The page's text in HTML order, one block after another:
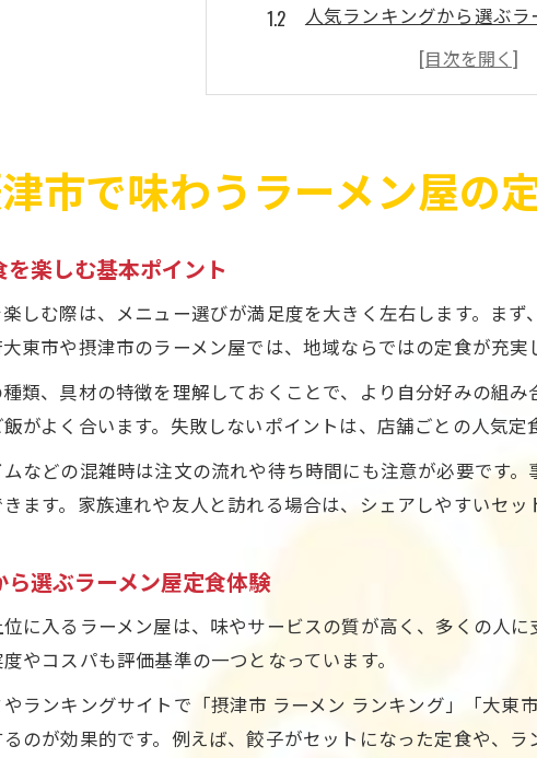
人気ランキングから選ぶ
駐車場ありのラーメン屋は
摂津市駅周辺ラーメン屋
人気定食とラーメン屋の魅力
ラーメン屋で味わう定食
ランキング常連のラーメ
駐車場やアクセス重視のラ
美味しさを求めるならラーメ
ラーメン屋定食で見つけ
有名店を参考にラーメン
口コミから知るラーメン
ラーメン屋で楽しむ摂津市大東
ラーメン屋で過ごすゆった
仕事帰りに立ち寄りたいラ
家族みんなで楽しめるラ
市で味わうラーメン屋の
楽しむ基本ポイント
しむ際は、メニュー選びが満足度を大きく左右します。ま
東市や摂津市のラーメン屋では、地域ならではの定食が充実
類、具材の特徴を理解しておくことで、より自分好みの組
がよく合います。失敗しないポイントは、店舗ごとの人気定
などの混雑時は注文の流れや待ち時間にも注意が必要です
ます。家族連れや友人と訪れる場合は、シェアしやすいセッ
選ぶラーメン屋定食体験
に入るラーメン屋は、味やサービスの質が高く、多くの人
やコスパも評価基準の一つとなっています。
ランキングサイトで「摂津市 ラーメン ランキング」「大
のが効果的です。例えば、餃子がセットになった定食や、ラ